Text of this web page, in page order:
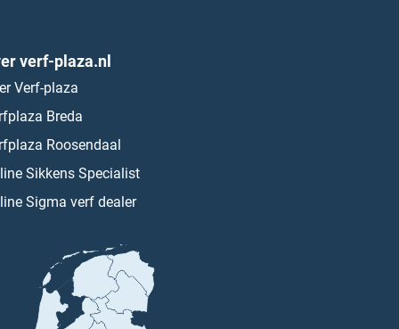
verf-plaza.nl
Verf-plaza
Breda
Roosendaal
Sikkens Specialist
Sigma verf dealer